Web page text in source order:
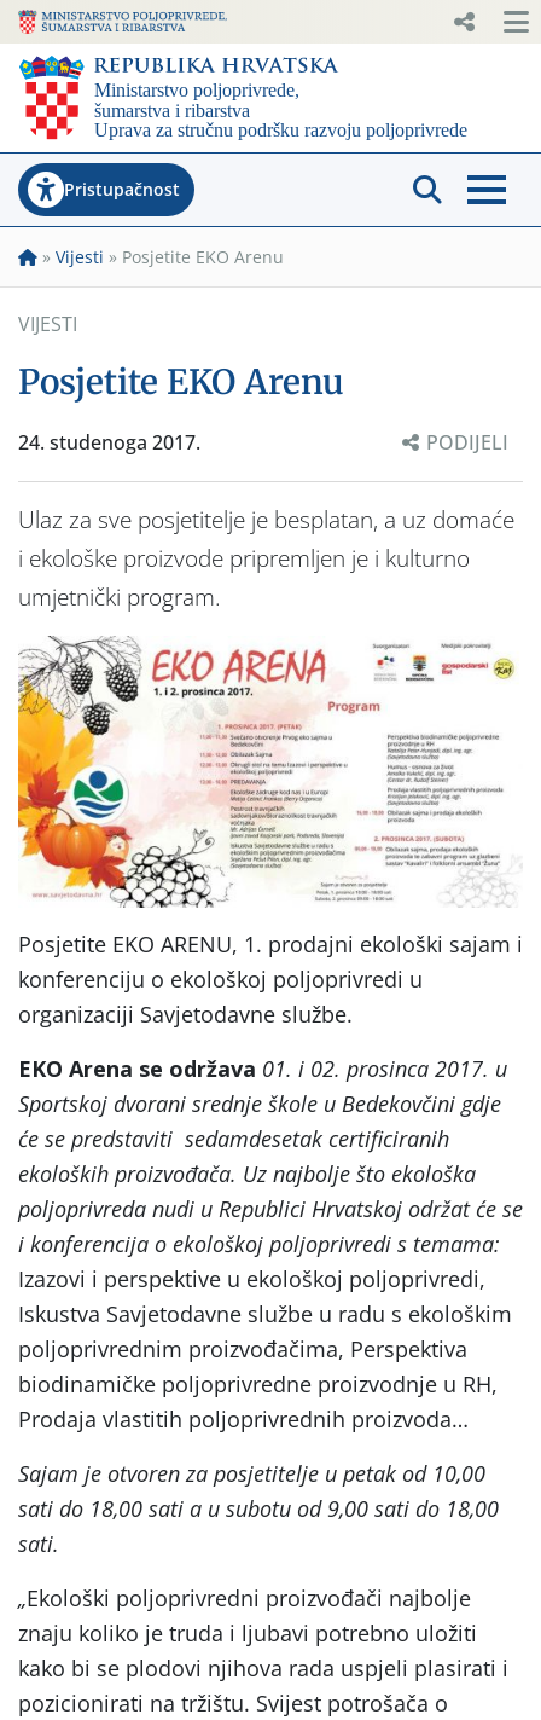
Pristupačnost
» Vijesti » Posjetite EKO Arenu
VIJESTI
Posjetite EKO Arenu
24. studenoga 2017. PODIJELI
Ulaz za sve posjetitelje je besplatan, a uz domaće
i ekološke proizvode pripremljen je i kulturno
umjetnički program.
Posjetite EKO ARENU, 1. prodajni ekološki sajam i
konferenciju o ekološkoj poljoprivredi u
organizaciji Savjetodavne službe.
EKO Arena se održava 01. i 02. prosinca 2017. u
Sportskoj dvorani srednje škole u Bedekovčini gdje
će se predstaviti sedamdesetak certificiranih
ekoloških proizvođača. Uz najbolje što ekološka
poljoprivreda nudi u Republici Hrvatskoj održat će se
i konferencija o ekološkoj poljoprivredi s temama:
Izazovi i perspektive u ekološkoj poljoprivredi,
Iskustva Savjetodavne službe u radu s ekološkim
poljoprivrednim proizvođačima, Perspektiva
biodinamičke poljoprivredne proizvodnje u RH,
Prodaja vlastitih poljoprivrednih proizvoda…
Sajam je otvoren za posjetitelje u petak od 10,00
sati do 18,00 sati a u subotu od 9,00 sati do 18,00
sati.
„Ekološki poljoprivredni proizvođači najbolje
znaju koliko je truda i ljubavi potrebno uložiti
kako bi se plodovi njihova rada uspjeli plasirati i
pozicionirati na tržištu. Svijest potrošača o